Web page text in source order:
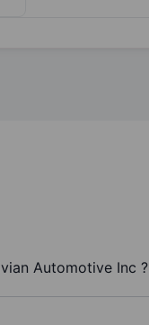
Automotive Inc ?